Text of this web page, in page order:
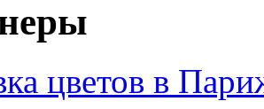
цветов в